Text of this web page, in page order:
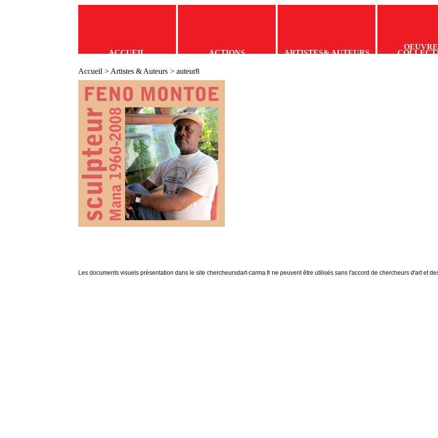
ACCUEIL ACTIONS ARTISTES& AUTEURS
Accueil > Artistes & Auteurs > auteur8
Les documents visuels présentation dans le site chercheursdart-carma.fr ne peuvent être utilisés sans l'accord de chercheurs d'art et